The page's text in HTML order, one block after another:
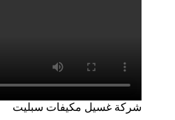
شركة غسيل مكيفات سبليت